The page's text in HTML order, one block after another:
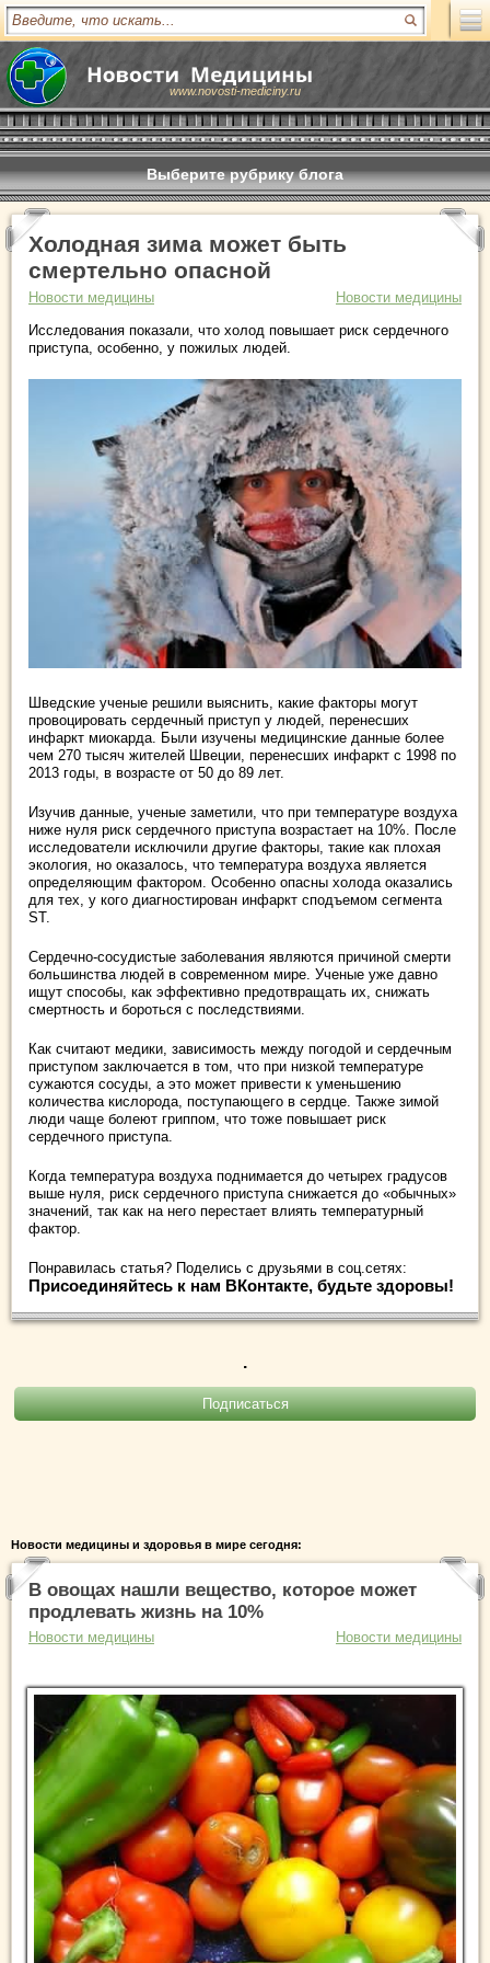
www.novosti-mediciny.ru
Выберите рубрику блога
Холодная зима может быть
смертельно опасной
Новости медицины
Новости медицины
Исследования показали, что холод повышает риск сердечного
приступа, особенно, у пожилых людей.
Шведские ученые решили выяснить, какие факторы могут
провоцировать сердечный приступ у людей, перенесших
инфаркт миокарда. Были изучены медицинские данные более
чем 270 тысяч жителей Швеции, перенесших инфаркт с 1998 по
2013 годы, в возрасте от 50 до 89 лет.
Изучив данные, ученые заметили, что при температуре воздуха
ниже нуля риск сердечного приступа возрастает на 10%. После
исследователи исключили другие факторы, такие как плохая
экология, но оказалось, что температура воздуха является
определяющим фактором. Особенно опасны холода оказались
для тех, у кого диагностирован инфаркт сподъемом сегмента
ST.
Сердечно-сосудистые заболевания являются причиной смерти
большинства людей в современном мире. Ученые уже давно
ищут способы, как эффективно предотвращать их, снижать
смертность и бороться с последствиями.
Как считают медики, зависимость между погодой и сердечным
приступом заключается в том, что при низкой температуре
сужаются сосуды, а это может привести к уменьшению
количества кислорода, поступающего в сердце. Также зимой
люди чаще болеют гриппом, что тоже повышает риск
сердечного приступа.
Когда температура воздуха поднимается до четырех градусов
выше нуля, риск сердечного приступа снижается до «обычных»
значений, так как на него перестает влиять температурный
фактор.
Понравилась статья? Поделись с друзьями в соц.сетях:
Присоединяйтесь к нам ВКонтакте, будьте здоровы!
.
Новости медицины и здоровья в мире сегодня:
В овощах нашли вещество, которое может
продлевать жизнь на 10%
Новости медицины Новости медицины